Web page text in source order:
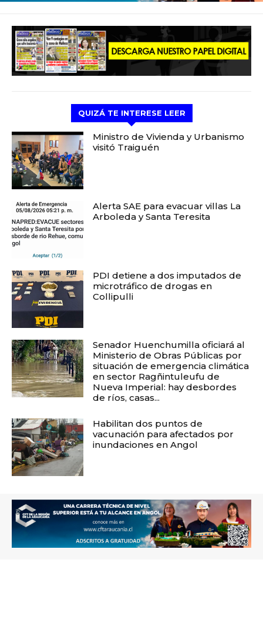
QUIZÁ TE INTERESE LEER
Ministro de Vivienda y Urbanismo
visitó Traiguén
Alerta SAE para evacuar villas La
Arboleda y Santa Teresita
PDI detiene a dos imputados de
microtráfico de drogas en
Collipulli
Senador Huenchumilla oficiará al
Ministerio de Obras Públicas por
situación de emergencia climática
en sector Ragñintuleufu de
Nueva Imperial: hay desbordes
de ríos, casas...
Habilitan dos puntos de
vacunación para afectados por
inundaciones en Angol